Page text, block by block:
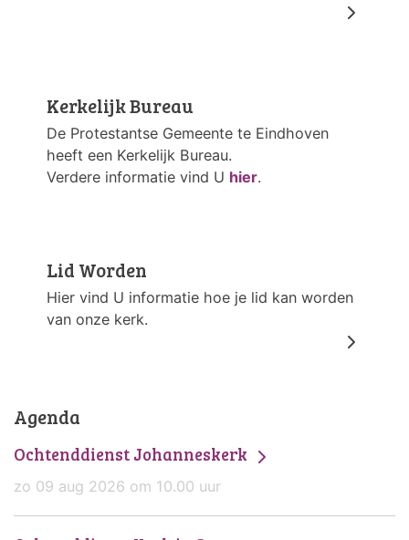
Kerkelijk Bureau
De Protestantse Gemeente te Eindhoven
heeft een Kerkelijk Bureau.
Verdere informatie vind U hier.
Lid Worden
Hier vind U informatie hoe je lid kan worden
van onze kerk.
Agenda
Ochtenddienst Johanneskerk
zo 09 aug 2026 om 10.00 uur